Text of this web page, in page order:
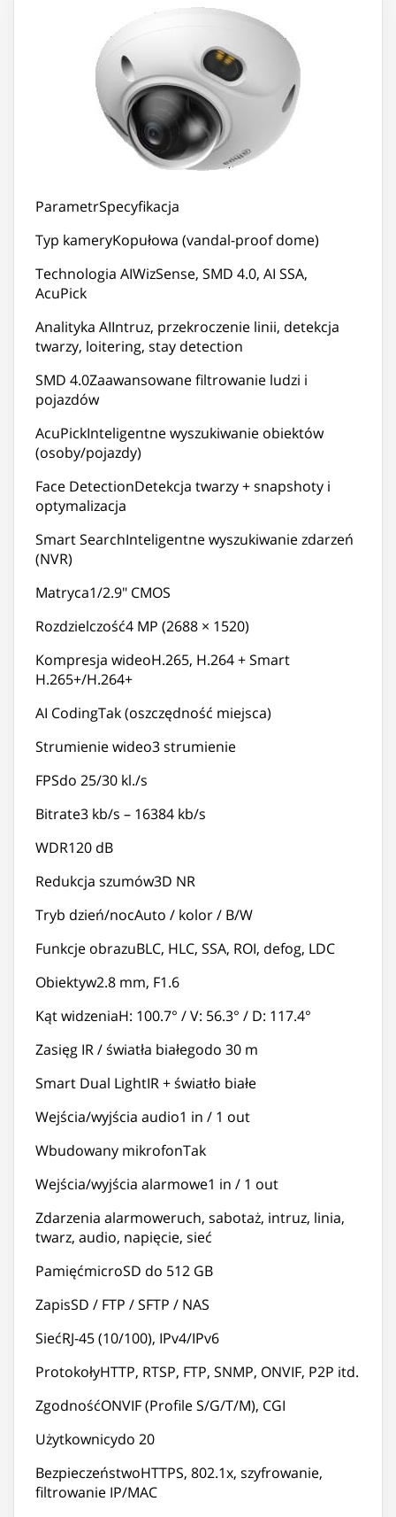
ParametrSpecyfikacja
Typ kameryKopułowa (vandal-proof dome)
Technologia AIWizSense, SMD 4.0, AI SSA,
AcuPick
Analityka AIIntruz, przekroczenie linii, detekcja
twarzy, loitering, stay detection
SMD 4.0Zaawansowane filtrowanie ludzi i
pojazdów
AcuPickInteligentne wyszukiwanie obiektów
(osoby/pojazdy)
Face DetectionDetekcja twarzy + snapshoty i
optymalizacja
Smart SearchInteligentne wyszukiwanie zdarzeń
(NVR)
Matryca1/2.9" CMOS
Rozdzielczość4 MP (2688 × 1520)
Kompresja wideoH.265, H.264 + Smart
H.265+/H.264+
AI CodingTak (oszczędność miejsca)
Strumienie wideo3 strumienie
FPSdo 25/30 kl./s
Bitrate3 kb/s – 16384 kb/s
WDR120 dB
Redukcja szumów3D NR
Tryb dzień/nocAuto / kolor / B/W
Funkcje obrazuBLC, HLC, SSA, ROI, defog, LDC
Obiektyw2.8 mm, F1.6
Kąt widzeniaH: 100.7° / V: 56.3° / D: 117.4°
Zasięg IR / światła białegodo 30 m
Smart Dual LightIR + światło białe
Wejścia/wyjścia audio1 in / 1 out
Wbudowany mikrofonTak
Wejścia/wyjścia alarmowe1 in / 1 out
Zdarzenia alarmoweruch, sabotaż, intruz, linia,
twarz, audio, napięcie, sieć
PamięćmicroSD do 512 GB
ZapisSD / FTP / SFTP / NAS
SiećRJ-45 (10/100), IPv4/IPv6
ProtokołyHTTP, RTSP, FTP, SNMP, ONVIF, P2P itd.
ZgodnośćONVIF (Profile S/G/T/M), CGI
Użytkownicydo 20
BezpieczeństwoHTTPS, 802.1x, szyfrowanie,
filtrowanie IP/MAC